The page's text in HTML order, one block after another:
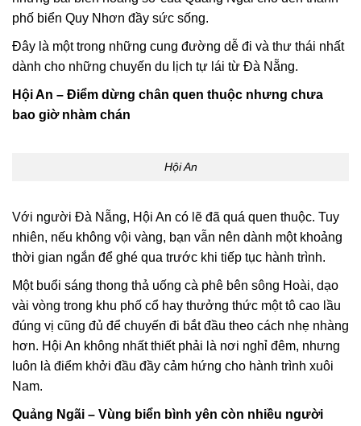
phố biển Quy Nhơn đầy sức sống.
Đây là một trong những cung đường dễ đi và thư thái nhất
dành cho những chuyến du lịch tự lái từ Đà Nẵng.
Hội An – Điểm dừng chân quen thuộc nhưng chưa
bao giờ nhàm chán
Hội An
Với người Đà Nẵng, Hội An có lẽ đã quá quen thuộc. Tuy
nhiên, nếu không vội vàng, bạn vẫn nên dành một khoảng
thời gian ngắn để ghé qua trước khi tiếp tục hành trình.
Một buổi sáng thong thả uống cà phê bên sông Hoài, dạo
vài vòng trong khu phố cổ hay thưởng thức một tô cao lầu
đúng vị cũng đủ để chuyến đi bắt đầu theo cách nhẹ nhàng
hơn. Hội An không nhất thiết phải là nơi nghỉ đêm, nhưng
luôn là điểm khởi đầu đầy cảm hứng cho hành trình xuôi
Nam.
Quảng Ngãi – Vùng biển bình yên còn nhiều người